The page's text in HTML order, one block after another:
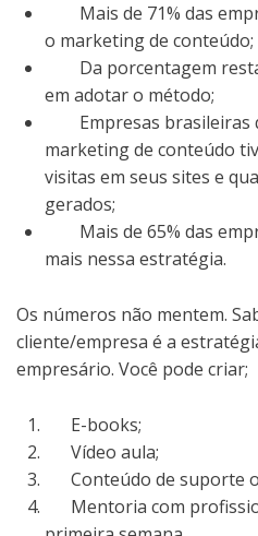
Mais de 71% das
o marketing de conteúdo;
Da porcentagem
em adotar o método;
Empresas brasileiras
marketing de conteúdo
visitas em seus sites e
gerados;
Mais de 65% das
mais nessa estratégia.
Os números não mentem.
cliente/empresa é a
empresário. Você pode criar;
E-books;
Vídeo aula;
Conteúdo de suporte
Mentoria com